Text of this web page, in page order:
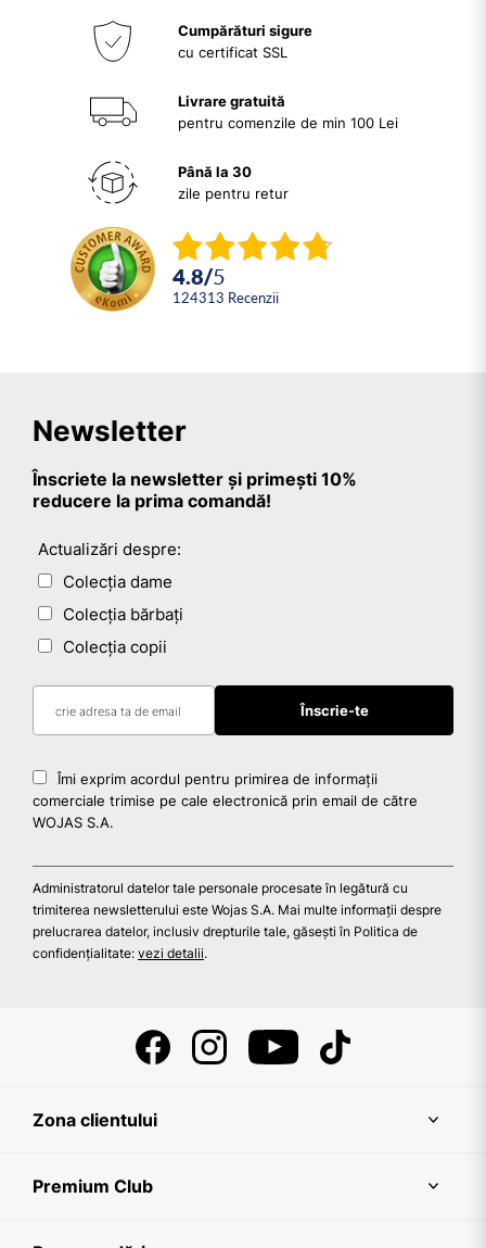
Cumpărături sigure
cu certificat SSL
Livrare gratuită
pentru comenzile de min 100 Lei
Până la 30
zile pentru retur
4.8/5
124313 Recenzii
Newsletter
Înscriete la newsletter și primești 10%
reducere la prima comandă!
Actualizări despre:
Colecția dame
Colecția bărbați
Colecția copii
Îmi exprim acordul pentru primirea de informații
comerciale trimise pe cale electronică prin email de către
WOJAS S.A.
Administratorul datelor tale personale procesate în legătură cu
trimiterea newsletterului este Wojas S.A. Mai multe informații despre
prelucrarea datelor, inclusiv drepturile tale, găsești în Politica de
confidențialitate: vezi detalii.
Zona clientului
Premium Club